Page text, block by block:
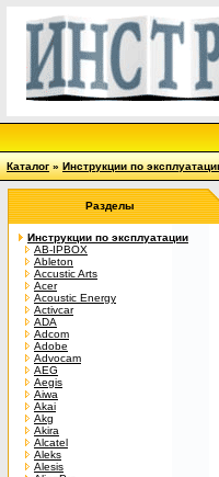
Каталог»Инструкции по
Разделы
Инструкции по эксплуатации
AB-IPBOX
Ableton
Accustic Arts
Acer
Acoustic Energy
Activcar
ADA
Adcom
Adobe
Advocam
AEG
Aegis
Aiwa
Akai
Akg
Akira
Alcatel
Aleks
Alesis